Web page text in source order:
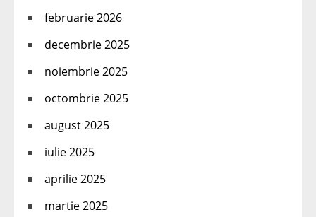
februarie 2026
decembrie 2025
noiembrie 2025
octombrie 2025
august 2025
iulie 2025
aprilie 2025
martie 2025